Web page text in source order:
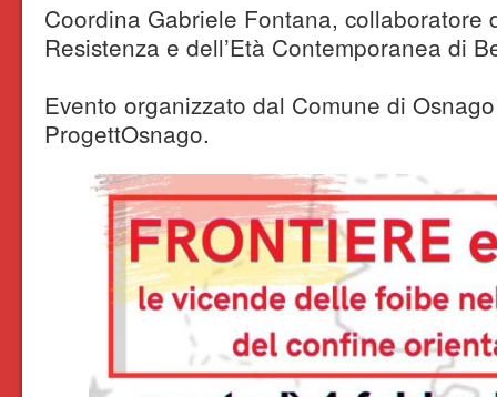
Coordina Gabriele Fontana, collaboratore
Resistenza e dell’Età Contemporanea di
Evento organizzato dal Comune di
ProgettOsnago.